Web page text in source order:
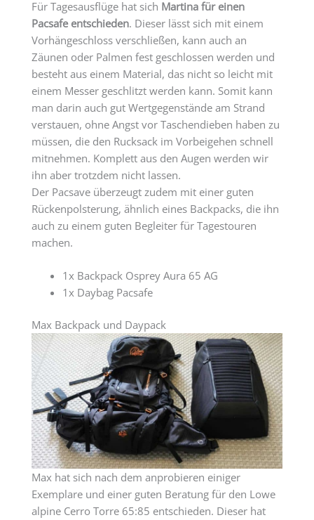
Für Tagesausflüge hat sich Martina für einen
Pacsafe entschieden. Dieser lässt sich mit einem
Vorhängeschloss verschließen, kann auch an
Zäunen oder Palmen fest geschlossen werden und
besteht aus einem Material, das nicht so leicht mit
einem Messer geschlitzt werden kann. Somit kann
man darin auch gut Wertgegenstände am Strand
verstauen, ohne Angst vor Taschendieben haben zu
müssen, die den Rucksack im Vorbeigehen schnell
mitnehmen. Komplett aus den Augen werden wir
ihn aber trotzdem nicht lassen.
Der Pacsave überzeugt zudem mit einer guten
Rückenpolsterung, ähnlich eines Backpacks, die ihn
auch zu einem guten Begleiter für Tagestouren
machen.
1x Backpack Osprey Aura 65 AG
1x Daybag Pacsafe
Max Backpack und Daypack
Max hat sich nach dem anprobieren einiger
Exemplare und einer guten Beratung für den Lowe
alpine Cerro Torre 65:85 entschieden. Dieser hat